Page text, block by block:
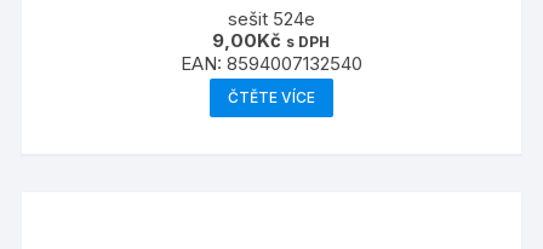
sešit 524e
9,00Kč s DPH
EAN: 8594007132540
ČTĚTE VÍCE